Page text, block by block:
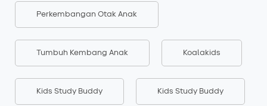
Perkembangan Otak Anak
Tumbuh Kembang Anak Koalakids
Kids Study Buddy Kids Study Buddy